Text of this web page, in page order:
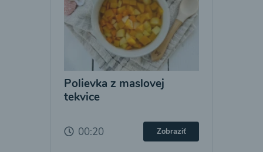
Polievka z maslovej
tekvice
00:20 Zobraziť